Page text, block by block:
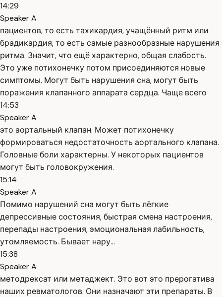
14:29
Speaker A
пациентов, то есть тахикардия, учащённый ритм или
брадикардия, то есть самые разнообразные нарушения
ритма. Значит, что ещё характерно, общая слабость.
Это уже потихонечку потом присоединяются новые
симптомы. Могут быть нарушения сна, могут быть
поражения клапанного аппарата сердца. Чаще всего
14:53
Speaker A
это аортальный клапан. Может потихонечку
формироваться недостаточность аортального клапана.
Головные боли характерны. У некоторых пациентов
могут быть головокружения.
15:14
Speaker A
Помимо нарушений сна могут быть лёгкие
депрессивные состояния, быстрая смена настроения,
перепады настроения, эмоциональная лабильность,
утомляемость. Бывает нару...
15:38
Speaker A
методрексат или метаджект. Это вот это прерогатива
наших ревматологов. Они назначают эти препараты. В